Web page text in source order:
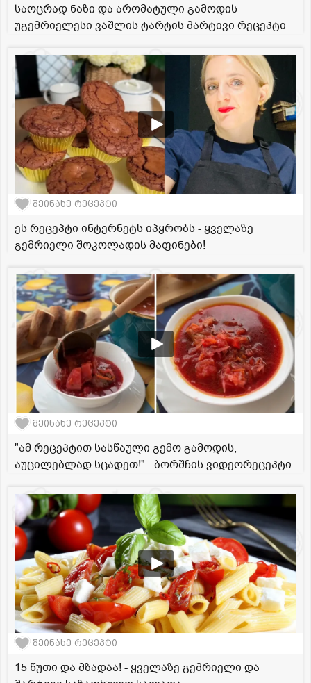
საოცრად ნაზი და არომატული გამოდის -
უგემრიელესი ვაშლის ტარტის მარტივი რეცეპტი
შეინახე რეცეპტი
ეს რეცეპტი ინტერნეტს იპყრობს - ყველაზე
გემრიელი შოკოლადის მაფინები!
შეინახე რეცეპტი
"ამ რეცეპტით სასწაული გემო გამოდის,
აუცილებლად სცადეთ!" - ბორშჩის ვიდეორეცეპტი
შეინახე რეცეპტი
15 წუთი და მზადაა! - ყველაზე გემრიელი და